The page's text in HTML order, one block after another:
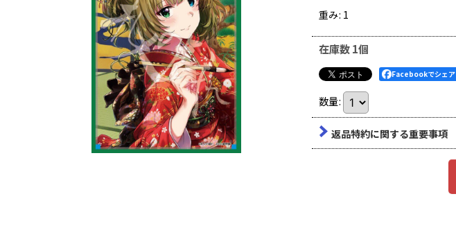
重み: 1
在庫数 1個
Facebookでシェア
数量:
返品特約に関する重要事項